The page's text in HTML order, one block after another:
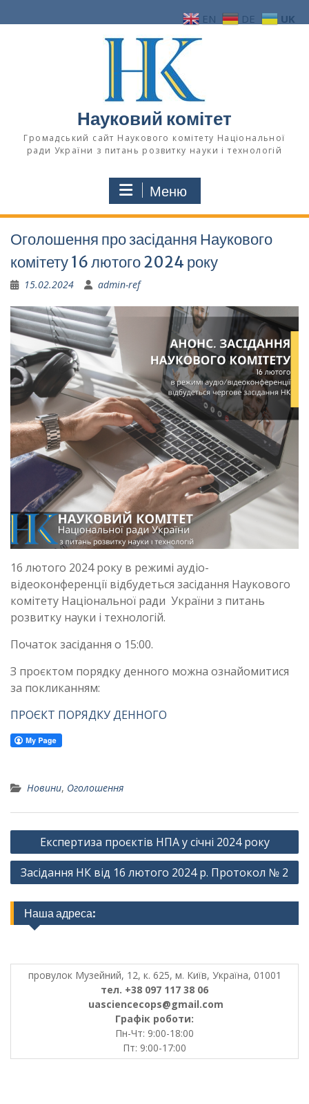
до
Науковий комітет
Громадський сайт Наукового комітету Національної
ради України з питань розвитку науки і технологій
Меню
Оголошення про засідання Наукового
комітету 16 лютого 2024 року
15.02.2024 admin-ref
16 лютого 2024 року в режимі аудіо-
відеоконференції відбудеться засідання Наукового
комітету Національної ради України з питань
розвитку науки і технологій.
Початок засідання о 15:00.
З проєктом порядку денного можна ознайомитися
за покликанням:
ПРОЄКТ ПОРЯДКУ ДЕННОГО
Новини, Оголошення
Навігація
записів
Експертиза проєктів НПА у січні 2024 року
Засідання НК від 16 лютого 2024 р. Протокол № 2
Наша адреса:
провулок Музейний, 12, к. 625, м. Київ, Україна, 01001
тел. +38 097 117 38 06
uasciencecops@gmail.com
Графік роботи:
Пн-Чт: 9:00-18:00
Пт: 9:00-17:00
EN DE UK